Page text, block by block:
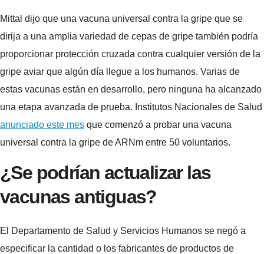
Mittal dijo que una vacuna universal contra la gripe que se
dirija a una amplia variedad de cepas de gripe también podría
proporcionar protección cruzada contra cualquier versión de la
gripe aviar que algún día llegue a los humanos. Varias de
estas vacunas están en desarrollo, pero ninguna ha alcanzado
una etapa avanzada de prueba. Institutos Nacionales de Salud
anunciado este mes que comenzó a probar una vacuna
universal contra la gripe de ARNm entre 50 voluntarios.
¿Se podrían actualizar las
vacunas antiguas?
El Departamento de Salud y Servicios Humanos se negó a
especificar la cantidad o los fabricantes de productos de